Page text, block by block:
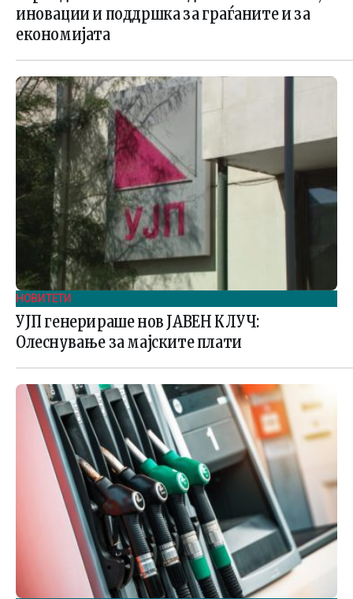
иновации и поддршка за граѓаните и за
економијата
НОВИТЕТИ
УЈП генерираше нов ЈАВЕН КЛУЧ:
Олеснување за мајските плати